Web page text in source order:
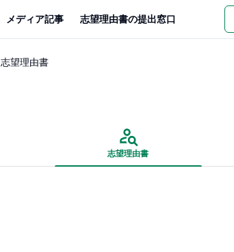
メディア記事 志望理由書の提出窓口
志望理由書
志望理由書